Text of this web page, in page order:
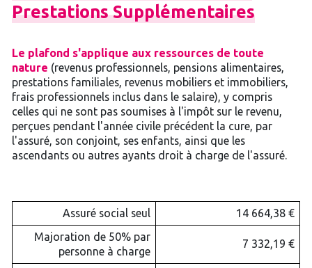
PrestationsSupplémentaires
Le plafond s'applique aux ressources de toute
nature (revenus professionnels, pensions alimentaires,
prestations familiales, revenus mobiliers et immobiliers,
frais professionnels inclus dans le salaire), y compris
celles qui ne sont pas soumises à l'impôt sur le revenu,
perçues pendant l'année civile précédent la cure, par
l'assuré, son conjoint, ses enfants, ainsi que les
ascendants ou autres ayants droit à charge de l'assuré.
Assuré social seul
14 664,38 €
Majoration de 50% par
personne à charge
7 332,19 €